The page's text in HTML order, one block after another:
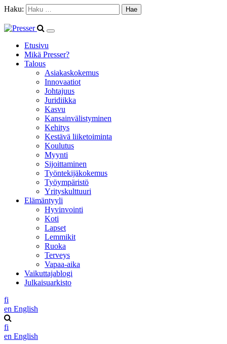
Haku:
Etusivu
Mikä Presser?
Talous
Asiakaskokemus
Innovaatiot
Johtajuus
Juridiikka
Kasvu
Kansainvälistyminen
Kehitys
Kestävä liiketoiminta
Koulutus
Myynti
Sijoittaminen
Työntekijäkokemus
Työympäristö
Yrityskulttuuri
Elämäntyyli
Hyvinvointi
Koti
Lapset
Lemmikit
Ruoka
Terveys
Vapaa-aika
Vaikuttajablogi
Julkaisuarkisto
fi
en English
fi
en English